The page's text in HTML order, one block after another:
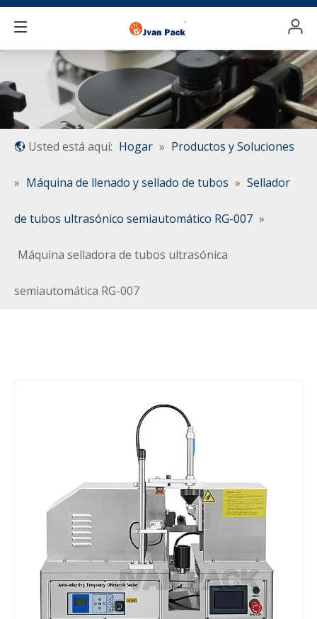
Usted está aquí: Hogar » Productos y Soluciones
» Máquina de llenado y sellado de tubos » Sellador
de tubos ultrasónico semiautomático RG-007 »
Máquina selladora de tubos ultrasónica
semiautomática RG-007